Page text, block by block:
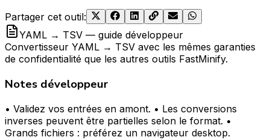
Partager cet outil:
YAML → TSV — guide développeur
Convertisseur YAML → TSV avec les mêmes garanties
de confidentialité que les autres outils FastMinify.
Notes développeur
• Validez vos entrées en amont. • Les conversions
inverses peuvent être partielles selon le format. •
Grands fichiers : préférez un navigateur desktop.